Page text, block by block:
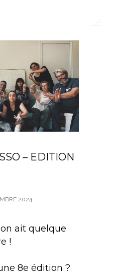
– EDITION
2024
ait quelque
!
8e édition ?